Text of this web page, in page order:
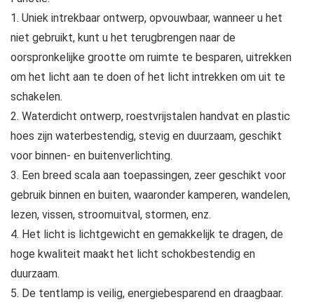
1. Uniek intrekbaar ontwerp, opvouwbaar, wanneer u het
niet gebruikt, kunt u het terugbrengen naar de
oorspronkelijke grootte om ruimte te besparen, uitrekken
om het licht aan te doen of het licht intrekken om uit te
schakelen.
2. Waterdicht ontwerp, roestvrijstalen handvat en plastic
hoes zijn waterbestendig, stevig en duurzaam, geschikt
voor binnen- en buitenverlichting.
3. Een breed scala aan toepassingen, zeer geschikt voor
gebruik binnen en buiten, waaronder kamperen, wandelen,
lezen, vissen, stroomuitval, stormen, enz.
4. Het licht is lichtgewicht en gemakkelijk te dragen, de
hoge kwaliteit maakt het licht schokbestendig en
duurzaam.
5. De tentlamp is veilig, energiebesparend en draagbaar.